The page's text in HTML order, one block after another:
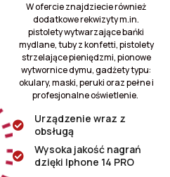
W ofercie znajdziecie również
dodatkowe rekwizyty m.in.
pistolety wytwarzające bańki
mydlane, tuby z konfetti, pistolety
strzelające pieniędzmi, pionowe
wytwornice dymu, gadżety typu:
okulary, maski, peruki oraz pełne i
profesjonalne oświetlenie.
Urządzenie wraz z
obsługą
Wysoka jakość nagrań
dzięki Iphone 14 PRO